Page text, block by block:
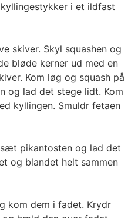
i et ildfast
skiver. Skyl squashen og
bløde kerner ud med en
Kom løg og squash på
og lad det stege lidt. Kom
kyllingen. Smuldr fetaen
pikantosten og lad det
og blandet helt sammen
kom dem i fadet. Krydr